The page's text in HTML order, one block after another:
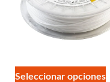
Seleccionar opciones